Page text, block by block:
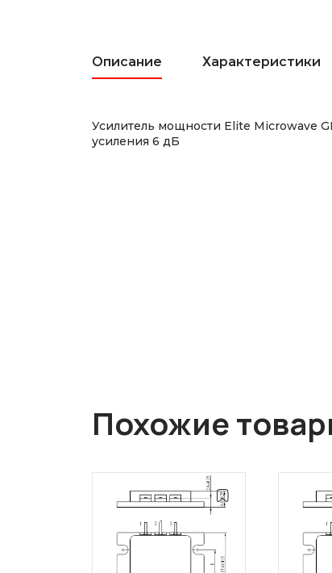
Описание Характеристики
Усилитель мощности Elite Microwave
усиления 6 дБ
Похожие